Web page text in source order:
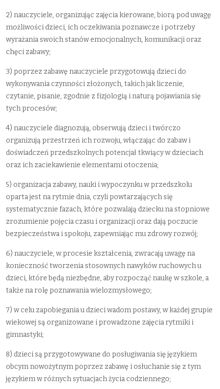
2) nauczyciele, organizując zajęcia kierowane, biorą pod uwagę
możliwości dzieci, ich oczekiwania poznawcze i potrzeby
wyrażania swoich stanów emocjonalnych, komunikacji oraz
chęci zabawy;
3) poprzez zabawę nauczyciele przygotowują dzieci do
wykonywania czynności złożonych, takich jak liczenie,
czytanie, pisanie, zgodnie z fizjologią i naturą pojawiania się
tych procesów;
4) nauczyciele diagnozują, obserwują dzieci i twórczo
organizują przestrzeń ich rozwoju, włączając do zabaw i
doświadczeń przedszkolnych potencjał tkwiący w dzieciach
oraz ich zaciekawienie elementami otoczenia;
5) organizacja zabawy, nauki i wypoczynku w przedszkolu
oparta jest na rytmie dnia, czyli powtarzających się
systematycznie fazach, które pozwalają dziecku na stopniowe
zrozumienie pojęcia czasu i organizacji oraz dają poczucie
bezpieczeństwa i spokoju, zapewniając mu zdrowy rozwój;
6) nauczyciele, w procesie kształcenia, zwracają uwagę na
konieczność tworzenia stosownych nawyków ruchowych u
dzieci, które będą niezbędne, aby rozpocząć naukę w szkole, a
także na rolę poznawania wielozmysłowego;
7) w celu zapobiegania u dzieci wadom postawy, w każdej grupie
wiekowej są organizowane i prowadzone zajęcia rytmiki i
gimnastyki;
8) dzieci są przygotowywane do posługiwania się językiem
obcym nowożytnym poprzez zabawę i osłuchanie się z tym
językiem w różnych sytuacjach życia codziennego;